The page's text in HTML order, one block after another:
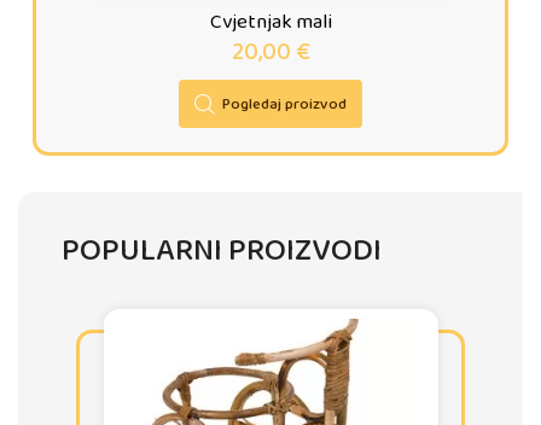
Cvjetnjak mali
20,00€
Pogledaj proizvod
POPULARNI PROIZVODI